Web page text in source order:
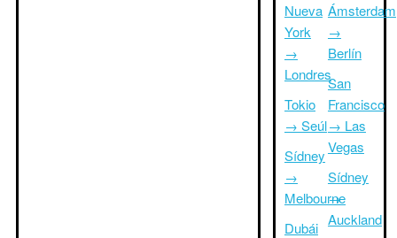
Nueva
York
→
Londres
Tokio
→ Seúl
Sídney
→
Melbourne
Dubái
Ámsterdam
→
Berlín
San
Francisco
→ Las
Vegas
Sídney
→
Auckland